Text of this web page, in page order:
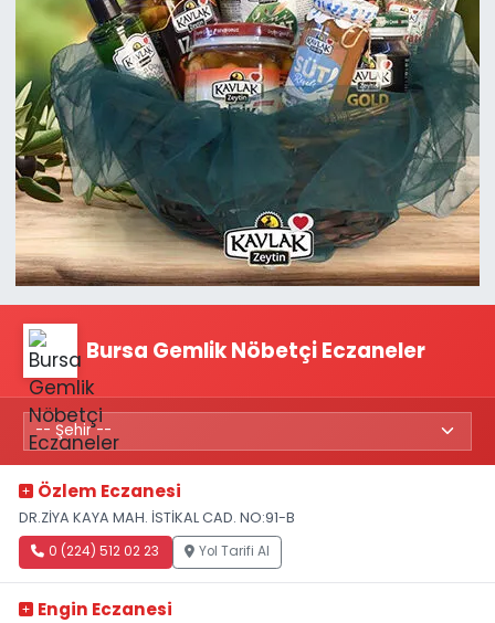
Bursa Gemlik Nöbetçi Eczaneler
Özlem Eczanesi
DR.ZİYA KAYA MAH. İSTİKAL CAD. NO:91-B
0 (224) 512 02 23 Yol Tarifi Al
Engin Eczanesi